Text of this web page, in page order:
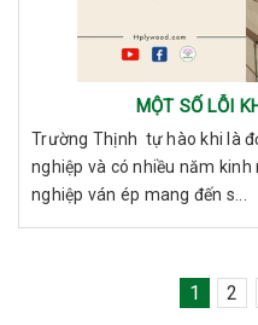
MỘT SỐ LỖI
Trường Thịnh tự hào khi là
nghiệp và có nhiều năm
nghiệp ván ép mang đến s...
1 2